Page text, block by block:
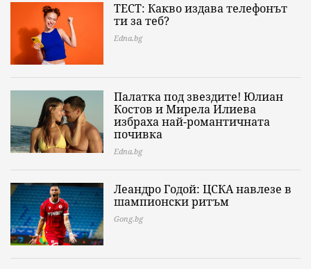
ТЕСТ: Какво издава телефонът
ти за теб?
Edna.bg
Палатка под звездите! Юлиан
Костов и Мирела Илиева
избраха най-романтичната
почивка
Edna.bg
Леандро Годой: ЦСКА навлезе в
шампионски ритъм
Gong.bg